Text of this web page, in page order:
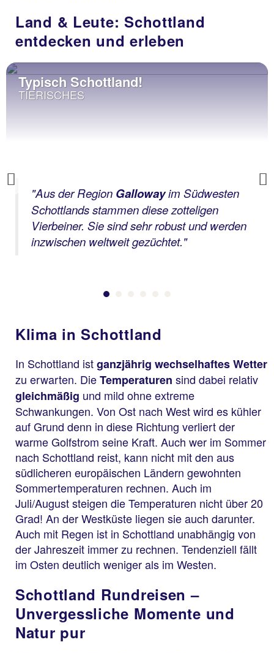
Land & Leute: Schottland
entdecken und erleben
Previous
Typisch Schottland!
TIERISCHES
"Aus der Region Gallowayim Südwesten
Schottlands stammen diese zotteligen
Vierbeiner. Sie sind sehr robust und werden
inzwischen weltweit gezüchtet."
Klima in Schottland
In Schottland istganzjährig wechselhaftes Wetter
zu erwarten. DieTemperaturen sind dabei relativ
gleichmäßig und mild ohne extreme
Schwankungen. Von Ost nach West wird es kühler
auf Grund denn in diese Richtung verliert der
warme Golfstrom seine Kraft. Auch wer im Sommer
nach Schottland reist, kann nicht mit den aus
südlicheren europäischen Ländern gewohnten
Sommertemperaturen rechnen. Auch im
Juli/August steigen die Temperaturen nicht über 20
Grad! An der Westküste liegen sie auch darunter.
Auch mit Regen ist in Schottland unabhängig von
der Jahreszeit immer zu rechnen. Tendenziell fällt
im Osten deutlich weniger als im Westen.
Schottland Rundreisen –
Unvergessliche Momente und
Natur pur